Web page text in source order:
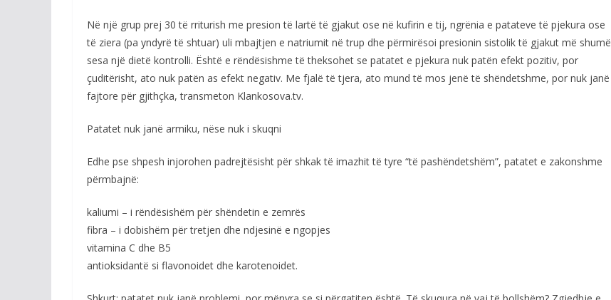
Në një grup prej 30 të rriturish me presion të lartë të gjakut ose në kufirin e tij, ngrënia e patateve të pjekura ose
të ziera (pa yndyrë të shtuar) uli mbajtjen e natriumit në trup dhe përmirësoi presionin sistolik të gjakut më shumë
sesa një dietë kontrolli. Është e rëndësishme të theksohet se patatet e pjekura nuk patën efekt pozitiv, por
çuditërisht, ato nuk patën as efekt negativ. Me fjalë të tjera, ato mund të mos jenë të shëndetshme, por nuk janë
fajtore për gjithçka, transmeton Klankosova.tv.
Patatet nuk janë armiku, nëse nuk i skuqni
Edhe pse shpesh injorohen padrejtësisht për shkak të imazhit të tyre “të pashëndetshëm”, patatet e zakonshme
përmbajnë:
kaliumi – i rëndësishëm për shëndetin e zemrës
fibra – i dobishëm për tretjen dhe ndjesinë e ngopjes
vitamina C dhe B5
antioksidantë si flavonoidet dhe karotenoidet.